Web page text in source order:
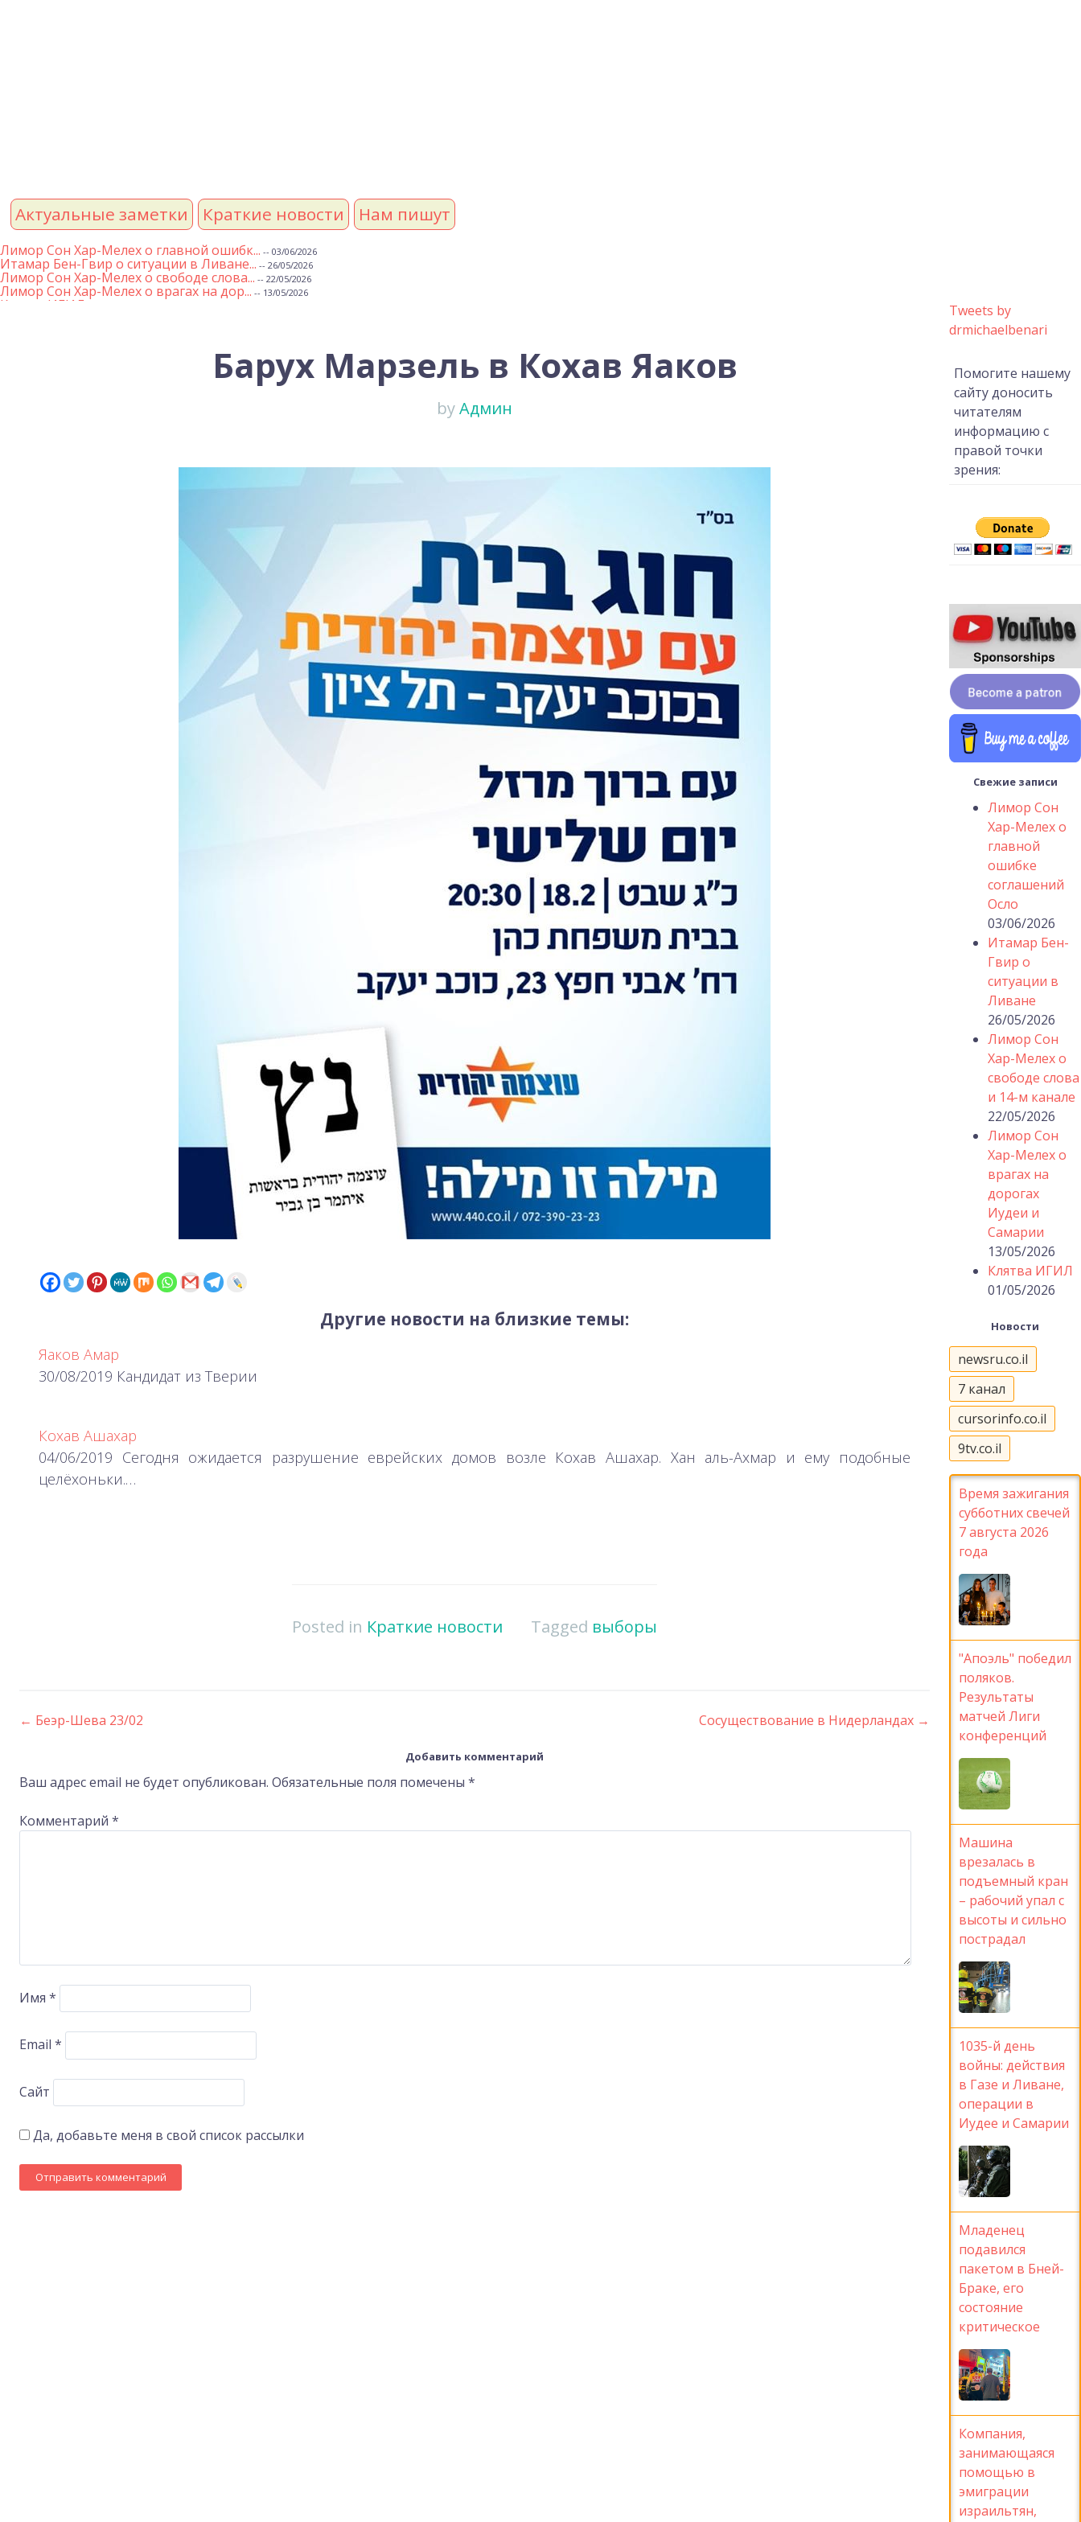
Актуальные заметки Краткие новости Нам пишут
Лимор Сон Хар-Мелех о главной ошибк... -- 03/06/2026
Итамар Бен-Гвир о ситуации в Ливане... -- 26/05/2026
Лимор Сон Хар-Мелех о свободе слова... -- 22/05/2026
Лимор Сон Хар-Мелех о врагах на дор... -- 13/05/2026
Клятва ИГИЛ
Михаэль Бен Ари о недельной главе Т... -- 17/04/2026
Михаэль Бен Ари о недельной главе Т... -- 10/04/2026
-- 06/04/2026
-- 13/02/2026
Михаэль Бен-Ари о недельной главе Т... -- 30/01/2026
Барух Марзель в Кохав Яаков
byАдмин
Другие новости на близкие темы:
Яаков Амар
30/08/2019 Кандидат из Тверии
Кохав Ашахар
04/06/2019 Сегодня ожидается разрушение еврейских домов возле Кохав Ашахар. Хан аль-Ахмар и ему подобные
целёхоньки.…
Posted in Краткие новости Tagged выборы
Post
navigation
← Беэр-Шева 23/02 Сосуществование в Нидерландах →
Добавить комментарий
Ваш адрес email не будет опубликован. Обязательные поля помечены *
Комментарий *
Имя *
Email *
Сайт
Да, добавьте меня в свой список рассылки
Tweets by
drmichaelbenari
Помогите нашему
сайту доносить
читателям
информацию с
правой точки
зрения:
Свежие записи
Лимор Сон
Хар-Мелех о
главной
ошибке
соглашений
Осло
03/06/2026
Итамар Бен-
Гвир о
ситуации в
Ливане
26/05/2026
Лимор Сон
Хар-Мелех о
свободе слова
и 14-м канале
22/05/2026
Лимор Сон
Хар-Мелех о
врагах на
дорогах
Иудеи и
Самарии
13/05/2026
Клятва ИГИЛ
01/05/2026
Новости
newsru.co.il
7 канал
cursorinfo.co.il
9tv.co.il
Время зажигания
субботних свечей
7 августа 2026
года
"Апоэль" победил
поляков.
Результаты
матчей Лиги
конференций
Машина
врезалась в
подъемный кран
– рабочий упал с
высоты и сильно
пострадал
1035-й день
войны: действия
в Газе и Ливане,
операции в
Иудее и Самарии
Младенец
подавился
пакетом в Бней-
Браке, его
состояние
критическое
Компания,
занимающаяся
помощью в
эмиграции
израильтян,